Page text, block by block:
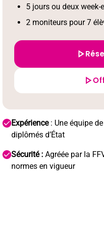
5 jours ou deux week-
2 moniteurs pour 7
Expérience: Une équipe
diplômés d’État
Sécurité :Agréée par la
normes en vigueur